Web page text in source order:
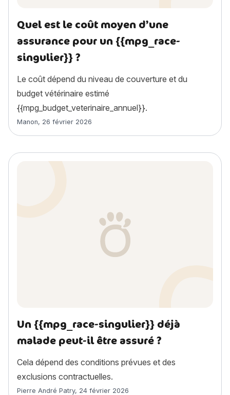
Quel est le coût moyen d’une
assurance pour un {{mpg_race-
singulier}} ?
Le coût dépend du niveau de couverture et du
budget vétérinaire estimé
{{mpg_budget_veterinaire_annuel}}.
Article rédigé par
Manon, 26 février 2026
Un {{mpg_race-singulier}} déjà
malade peut-il être assuré ?
Cela dépend des conditions prévues et des
exclusions contractuelles.
Article rédigé par
Pierre André Patry, 24 février 2026